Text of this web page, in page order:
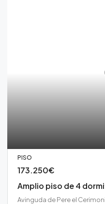
PISO
173.250€
Avinguda de Pere el